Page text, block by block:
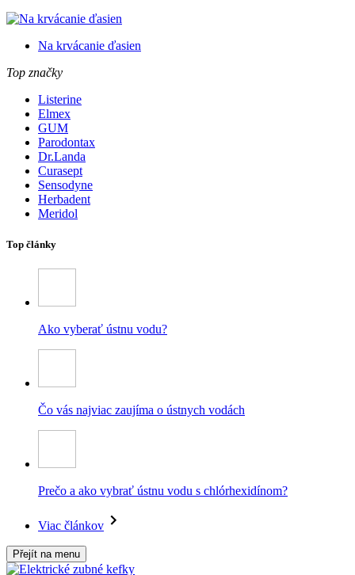
Na krvácanie ďasien
Top značky
Listerine
Elmex
GUM
Parodontax
Dr.Landa
Curasept
Sensodyne
Herbadent
Meridol
Top články
Ako vyberať ústnu vodu?
Čo vás najviac zaujíma o ústnych vodách
Prečo a ako vybrať ústnu vodu s chlórhexidínom?
Viac článkov
Přejít na menu